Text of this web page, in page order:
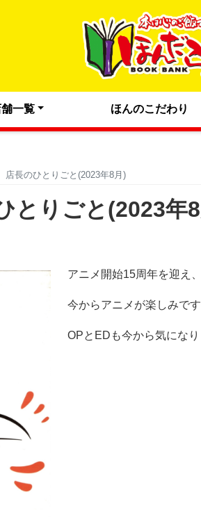
一覧 ほんのこだわり
店長のひとりごと(2023年8月)
とりごと(2023年
アニメ開始15周年を迎え
今からアニメが楽しみです
OPとEDも今から気になり